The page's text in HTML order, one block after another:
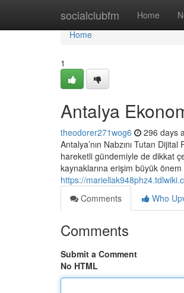
socialclubfm Home
Home
Home
1
Antalya
theodorer271wog6 296 days
Antalya’nın Nabzını Tutan
hareketli gündemiyle de dikkat
kaynaklarına erişim büyük
https://
Comments
Who
Comments
Submit a Comment
No HTML